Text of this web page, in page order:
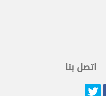
اتصل بنا